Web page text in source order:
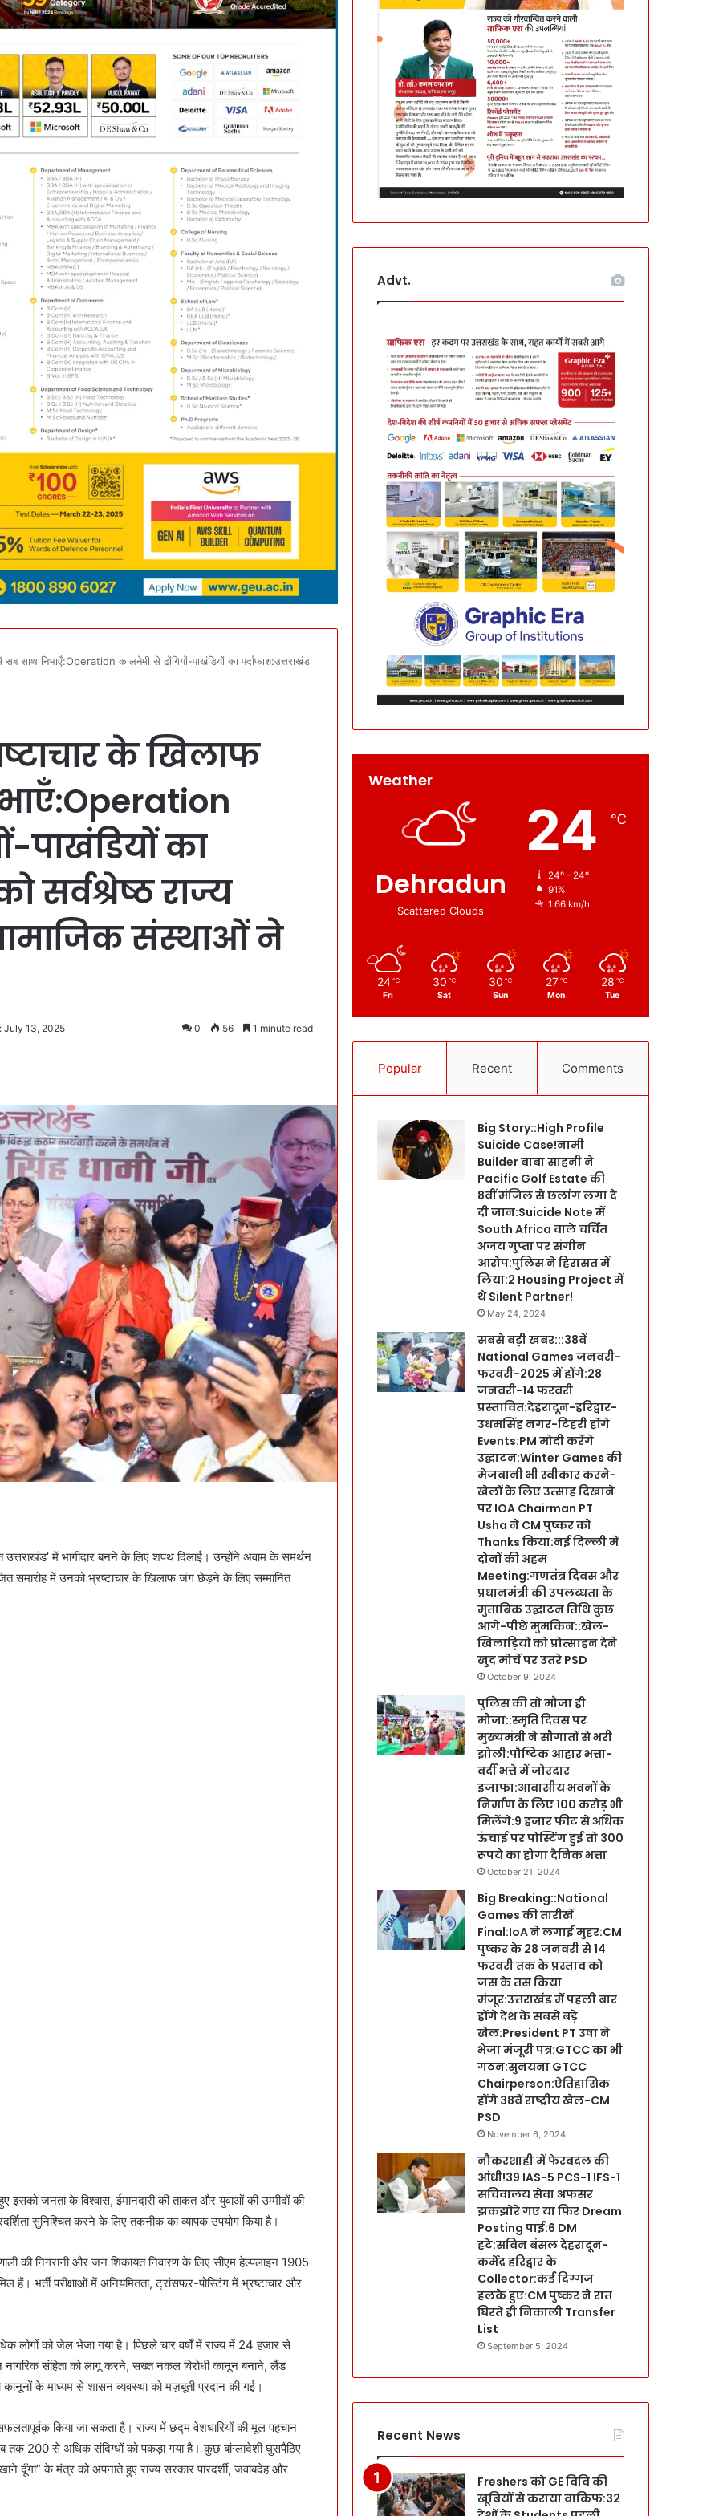
साथ निभाएँ:Operation कालनेमी से ढोंगियों-पाखंडियों का पर्दाफाश:उत्तराखंड
के खिलाफ
पाखंडियों का
सर्वश्रेष्ठ राज्य
संस्थाओं ने
July 13, 2025 0 56 1 minute read
उत्तराखंड’ में भागीदार बनने के लिए शपथ दिलाई। उन्होंने अवाम के समर्थन
समारोह में उनको भ्रष्टाचार के खिलाफ जंग छेड़ने के लिए सम्मानित
इसको जनता के विश्वास, ईमानदारी की ताकत और युवाओं की उम्मीदों की
सुनिश्चित करने के लिए तकनीक का व्यापक उपयोग किया है।
की निगरानी और जन शिकायत निवारण के लिए सीएम हेल्पलाइन 1905
हैं। भर्ती परीक्षाओं में अनियमितता, ट्रांसफर-पोस्टिंग में भ्रष्टाचार और
लोगों को जेल भेजा गया है। पिछले चार वर्षों में राज्य में 24 हजार से
नागरिक संहिता को लागू करने, सख्त नकल विरोधी कानून बनाने, लैंड
कानूनों के माध्यम से शासन व्यवस्था को मज़बूती प्रदान की गई।
किया जा सकता है। राज्य में छद्म वेशधारियों की मूल पहचान
200 से अधिक संदिग्धों को पकड़ा गया है। कुछ बांग्लादेशी घुसपैठिए
दूँगा” के मंत्र को अपनाते हुए राज्य सरकार पारदर्शी, जवाबदेह और
Advt.
Weather
Dehradun
Scattered Clouds
24 ℃
24º - 24º
91%
1.66 km/h
24 ℃
Fri
30 ℃
Sat
30 ℃
Sun
27 ℃
Mon
28 ℃
Tue
Popular Recent Comments
Big Story::High Profile
Suicide Case!नामी
Builder बाबा साहनी ने
Pacific Golf Estate की
8वीं मंजिल से छलांग लगा दे
दी जान:Suicide Note में
South Africa वाले चर्चित
अजय गुप्ता पर संगीन
आरोप:पुलिस ने हिरासत में
लिया:2 Housing Project में
थे Silent Partner!
May 24, 2024
सबसे बड़ी खबर:::38वें
National Games जनवरी-
फरवरी-2025 में होंगे:28
जनवरी-14 फरवरी
प्रस्तावित:देहरादून-हरिद्वार-
उधमसिंह नगर-टिहरी होंगे
Events:PM मोदी करेंगे
उद्घाटन:Winter Games की
मेजबानी भी स्वीकार करने-
खेलों के लिए उत्साह दिखाने
पर IOA Chairman PT
Usha ने CM पुष्कर को
Thanks किया:नई दिल्ली में
दोनों की अहम
Meeting:गणतंत्र दिवस और
प्रधानमंत्री की उपलब्धता के
मुताबिक उद्घाटन तिथि कुछ
आगे-पीछे मुमकिन::खेल-
खिलाड़ियों को प्रोत्साहन देने
खुद मोर्चे पर उतरे PSD
October 9, 2024
पुलिस की तो मौजा ही
मौजा::स्मृति दिवस पर
मुख्यमंत्री ने सौगातों से भरी
झोली:पौष्टिक आहार भत्ता-
वर्दी भत्ते में जोरदार
इजाफा:आवासीय भवनों के
निर्माण के लिए 100 करोड़ भी
मिलेंगे:9 हजार फीट से अधिक
ऊंचाई पर पोस्टिंग हुई तो 300
रूपये का होगा दैनिक भत्ता
October 21, 2024
Big Breaking::National
Games की तारीखें
Final:IoA ने लगाईं मुहर:CM
पुष्कर के 28 जनवरी से 14
फरवरी तक के प्रस्ताव को
जस के तस किया
मंजूर:उत्तराखंड में पहली बार
होंगे देश के सबसे बड़े
खेल:President PT उषा ने
भेजा मंजूरी पत्र:GTCC का भी
गठन:सुनयना GTCC
Chairperson:ऐतिहासिक
होंगे 38वें राष्ट्रीय खेल-CM
PSD
November 6, 2024
नौकरशाही में फेरबदल की
आंधी!39 IAS-5 PCS-1 IFS-1
सचिवालय सेवा अफसर
झकझोरे गए या फिर Dream
Posting पाई:6 DM
हटे:सविन बंसल देहरादून-
कर्मेंद्र हरिद्वार के
Collector:कई दिग्गज
हलके हुए:CM पुष्कर ने रात
घिरते ही निकाली Transfer
List
September 5, 2024
Recent News
Freshers को GE विवि की
खूबियों से कराया वाकिफ:32